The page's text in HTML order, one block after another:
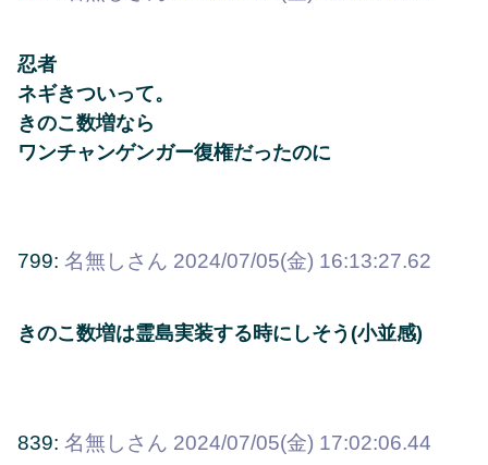
忍者
ネギきついって。
きのこ数増なら
ワンチャンゲンガー復権だったのに
799: 名無しさん 2024/07/05(金) 16:13:27.62
きのこ数増は霊島実装する時にしそう(小並感)
839: 名無しさん 2024/07/05(金) 17:02:06.44